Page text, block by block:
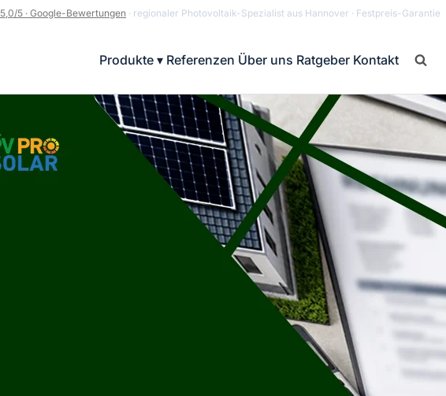
5,0/5 · Google-Bewertungen · regionaler Photovoltaik-Spezialist aus Hannover · Festpreis-Garantie
Produkte ▾ Referenzen Über uns Ratgeber Kontakt